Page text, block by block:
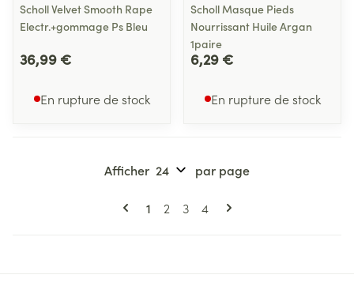
Scholl Velvet Smooth Rape
Electr.+gommage Ps Bleu
36,99 €
En rupture de stock
Scholl Masque Pieds
Nourrissant Huile Argan
1paire
6,29 €
En rupture de stock
Pages
Vous lisez actuellement la page
1 Page
2 Page
3 Page
4
Afficher par page